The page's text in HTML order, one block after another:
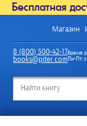
Бесплатная
Магазин
8 (800) 500-42-17
books@piter.com
Время
Пн-Пт: